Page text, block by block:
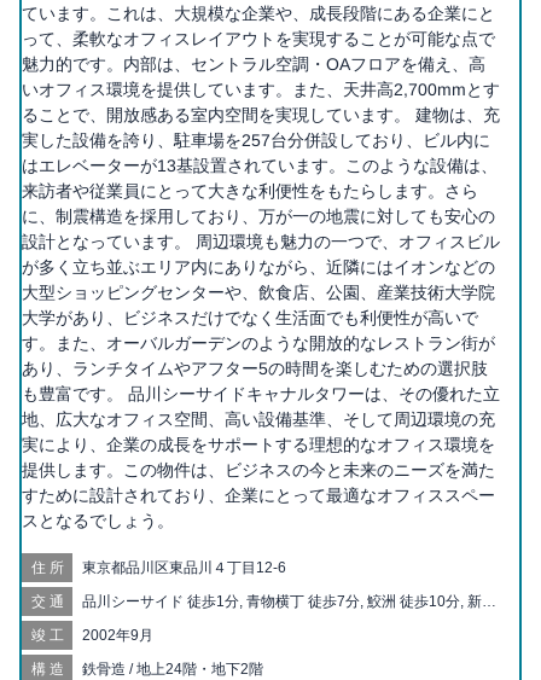
ています。これは、大規模な企業や、成長段階にある企業にと
って、柔軟なオフィスレイアウトを実現することが可能な点で
魅力的です。内部は、セントラル空調・OAフロアを備え、高
いオフィス環境を提供しています。また、天井高2,700mmとす
ることで、開放感ある室内空間を実現しています。 建物は、充
実した設備を誇り、駐車場を257台分併設しており、ビル内に
はエレベーターが13基設置されています。このような設備は、
来訪者や従業員にとって大きな利便性をもたらします。さら
に、制震構造を採用しており、万が一の地震に対しても安心の
設計となっています。 周辺環境も魅力の一つで、オフィスビル
が多く立ち並ぶエリア内にありながら、近隣にはイオンなどの
大型ショッピングセンターや、飲食店、公園、産業技術大学院
大学があり、ビジネスだけでなく生活面でも利便性が高いで
す。また、オーバルガーデンのような開放的なレストラン街が
あり、ランチタイムやアフター5の時間を楽しむための選択肢
も豊富です。 品川シーサイドキャナルタワーは、その優れた立
地、広大なオフィス空間、高い設備基準、そして周辺環境の充
実により、企業の成長をサポートする理想的なオフィス環境を
提供します。この物件は、ビジネスの今と未来のニーズを満た
すために設計されており、企業にとって最適なオフィススペー
スとなるでしょう。
住所 東京都品川区東品川４丁目12-6
交通
品川シーサイド 徒歩1分, 青物横丁 徒歩7分, 鮫洲 徒歩10分, 新馬
徒歩20分, 北品川 徒歩20分
竣工 2002年9月
構造 鉄骨造 / 地上24階・地下2階